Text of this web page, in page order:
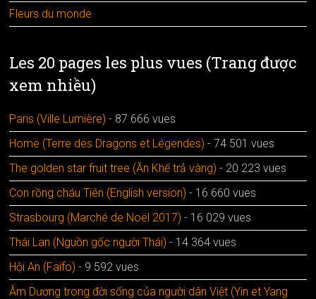
Fleurs du monde
Les 20 pages les plus vues (Trang được
xem nhiều)
Paris (Ville Lumière) - 87 666 vues
Home (Terre des Dragons et Légendes) - 74 501 vues
The golden star fruit tree (Ăn Khế trả vàng) - 20 223 vues
Con rồng cháu Tiên (English version) - 16 660 vues
Strasbourg (Marché de Noël 2017) - 16 029 vues
Thái Lan (Nguồn gốc người Thái) - 14 364 vues
Hội An (Faifo) - 9 592 vues
Âm Dương trong đời sống của người dân Việt (Yin et Yang